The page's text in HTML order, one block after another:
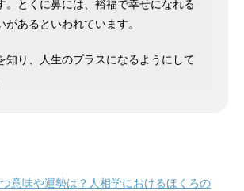
。とくに鼻には、裕福で幸せになれる
があるといわれています。
知り、人生のプラスになるようにして
意味や運勢は？人相学におけるほくろの